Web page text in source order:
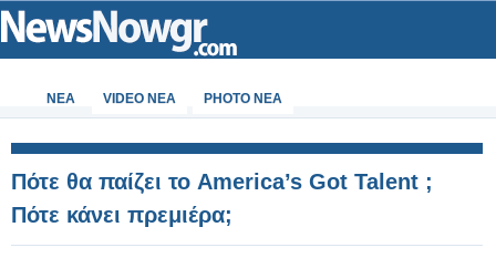
ΝΕΑ VIDEO NEA PHOTO NEA
Πότε θα παίζει το America’s Got Talent ;
Πότε κάνει πρεμιέρα;